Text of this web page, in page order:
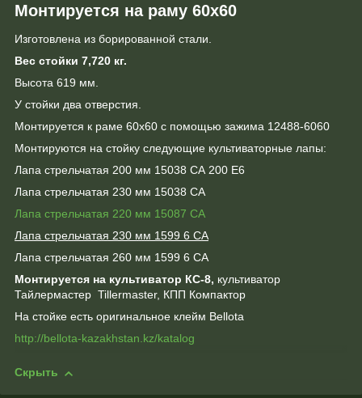
Монтируется на раму 60х60
Изготовлена из борированной стали.
Вес стойки 7,720 кг.
Высота 619 мм.
У стойки два отверстия.
Монтируется к раме 60х60 с помощью зажима 12488-6060
Монтируются на стойку следующие культиваторные лапы:
Лапа стрельчатая 200 мм 15038 СА 200 E6
Лапа стрельчатая 230 мм 15038 СА
Лапа стрельчатая 220 мм 15087 СА
Лапа стрельчатая 230 мм 1599 6 CА
Лапа стрельчатая 260 мм 1599 6 СА
Монтируется на культиватор КС-8, культиватор
Тайлермастер Tillermaster, КПП Компактор
На стойке есть оригинальное клейм Bellota
http://bellota-kazakhstan.kz/katalog
Скрыть